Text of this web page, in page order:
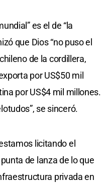
es el de “la
que Dios “no puso el
de la cordillera,
por US$50 mil
por US$4 mil millones.
se sinceró.
licitando el
de lanza de lo que
privada en